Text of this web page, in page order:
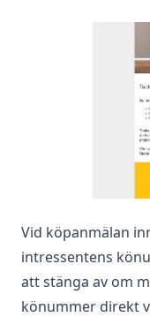
Vid köpanmälan
intressentens
att stänga av om
könummer direkt